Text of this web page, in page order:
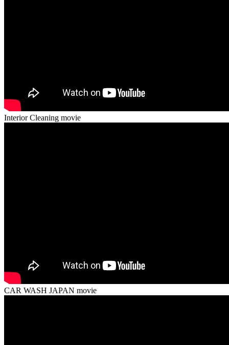
Interior Cleaning movie
CAR WASH JAPAN movie